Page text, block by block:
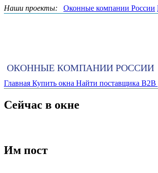
Наши проекты: Оконные компании России
ОКОННЫЕ КОМПАНИИ РОССИИ
Главная Купить окна Найти поставщика B2B
Сейчас в окне
Им пост